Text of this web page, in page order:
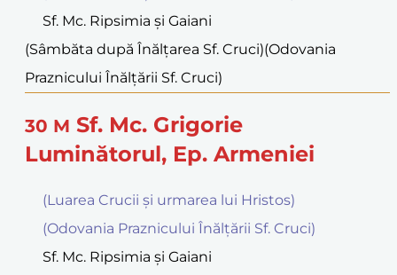
Sf. Mc. Ripsimia şi Gaiani
(Sâmbăta după Înălţarea Sf. Cruci)(Odovania
Praznicului Înălţării Sf. Cruci)
30 M Sf. Mc. Grigorie
Luminătorul, Ep. Armeniei
(Luarea Crucii şi urmarea lui Hristos)
(Odovania Praznicului Înălţării Sf. Cruci)
Sf. Mc. Ripsimia şi Gaiani